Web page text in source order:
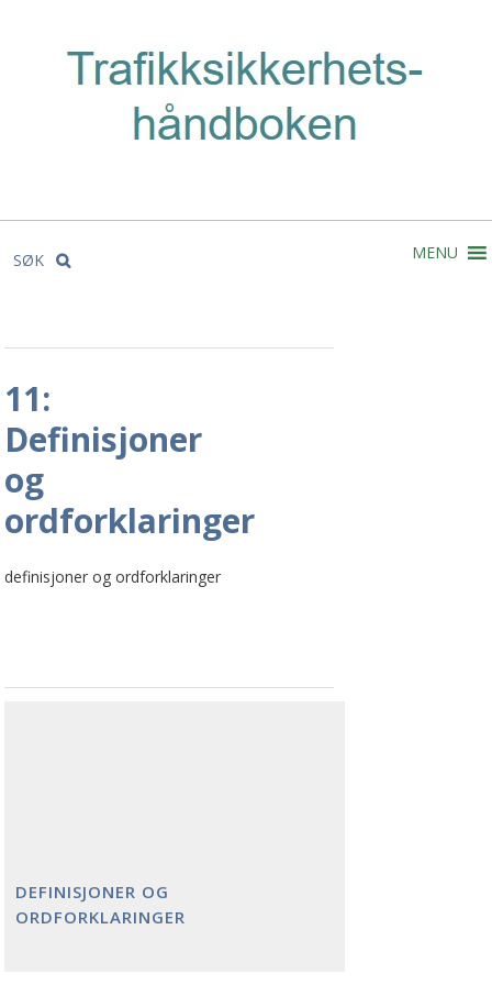
SØK MENU
11:
Definisjoner
og
ordforklaringer
definisjoner og ordforklaringer
DEFINISJONER OG
ORDFORKLARINGER